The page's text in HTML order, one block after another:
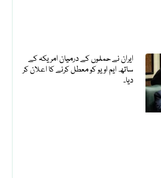
ایران نے حملوں کے درمیان امریکہ کے
ساتھ ایم او یو کو معطل کرنے کا اعلان کر
دیا۔